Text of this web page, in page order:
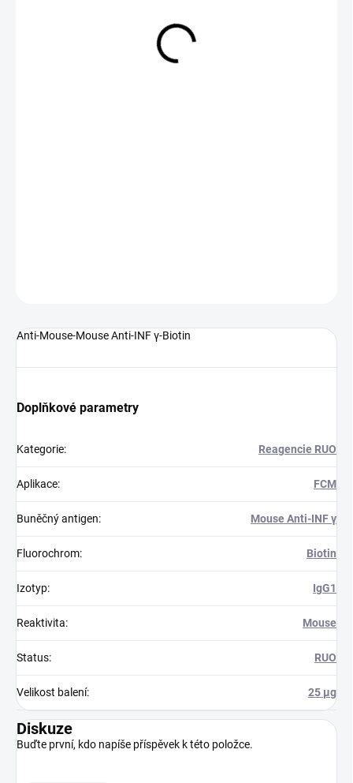
Anti-Mouse-Mouse Anti-INF γ-Biotin
Doplňkové parametry
Kategorie: Reagencie RUO
Aplikace: FCM
Buněčný antigen: Mouse Anti-INF γ
Fluorochrom: Biotin
Izotyp: IgG1
Reaktivita: Mouse
Status: RUO
Velikost balení: 25 µg
Diskuze
Buďte první, kdo napíše příspěvek k této položce.